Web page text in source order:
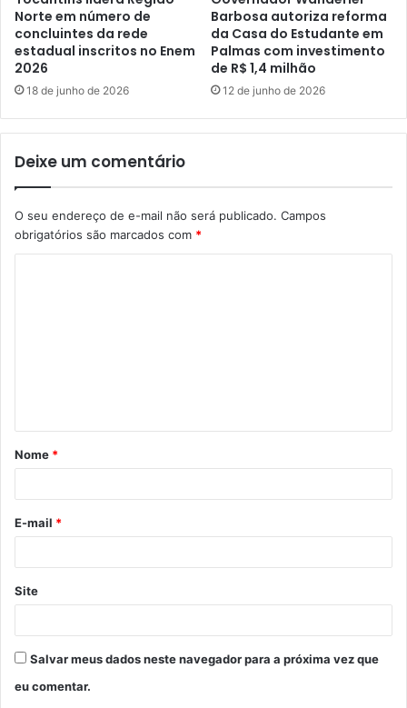
Norte em número de
concluintes da rede
estadual inscritos no Enem
2026
18 de junho de 2026
Barbosa autoriza reforma
da Casa do Estudante em
Palmas com investimento
de R$ 1,4 milhão
12 de junho de 2026
Deixe um comentário
O seu endereço de e-mail não será publicado. Campos
obrigatórios são marcados com *
á
r
*
Nome *
E-mail *
Site
Salvar meus dados neste navegador para a próxima vez que
eu comentar.